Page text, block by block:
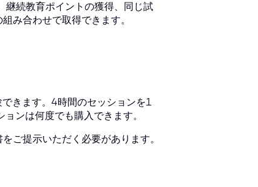
継続教育ポイントの獲得、同じ試
み合わせで取得できます。
きます。4時間のセッションを1
ンは何度でも購入できます。
ご提示いただく必要があります。